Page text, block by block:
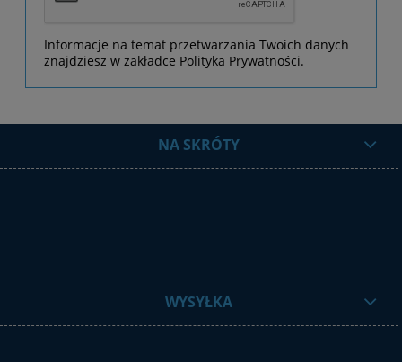
Informacje na temat przetwarzania Twoich danych
znajdziesz w zakładce Polityka Prywatności.
NA SKRÓTY
WYSYŁKA